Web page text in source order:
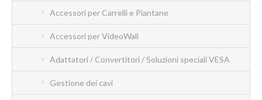
Accessori per Carrelli e Piantane
Accessori per VideoWall
Adattatori / Convertitori / Soluzioni speciali VESA
Gestione dei cavi